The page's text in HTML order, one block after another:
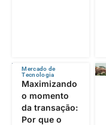
Mercado de
Tecnologia
Maximizando
o momento
da transação:
Por que o